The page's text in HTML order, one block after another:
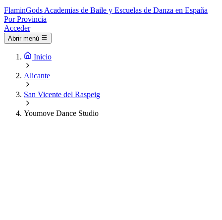
FlaminGods Academias de Baile y Escuelas de Danza en España
Por Provincia
Acceder
Abrir menú
Inicio
Alicante
San Vicente del Raspeig
Youmove Dance Studio